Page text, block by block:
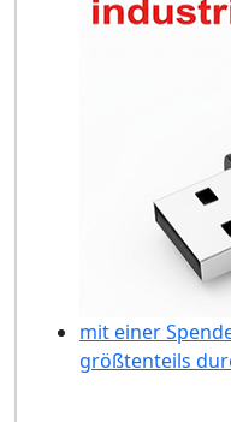
mit einer
größtenteils